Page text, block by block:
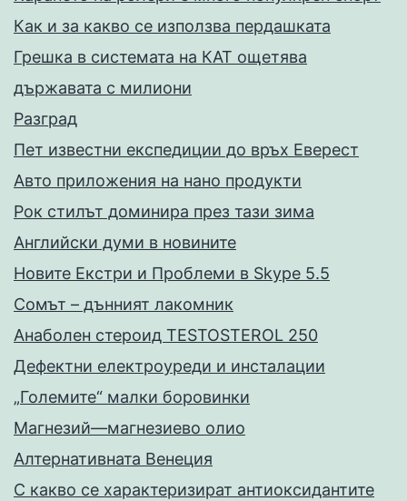
Как и за какво се използва пердашката
Грешка в системата на КАТ ощетява
държавата с милиони
Разград
Пет известни експедиции до връх Еверест
Авто приложения на нано продукти
Рок стилът доминира през тази зима
Английски думи в новините
Новите Екстри и Проблеми в Skype 5.5
Сомът – дънният лакомник
Анаболен стероид TESTOSTEROL 250
Дефектни електроуреди и инсталации
„Големите“ малки боровинки
Магнезий—магнезиево олио
Алтернативната Венеция
С какво се характеризират антиоксидантите